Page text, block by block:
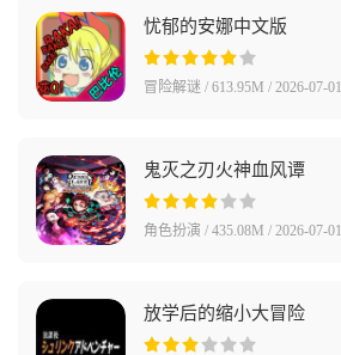
忧郁的安娜中文版
冒险解谜 / 613.95M / 2026-07-01
鬼灭之刃火神血风谭
角色扮演 / 435.08M / 2026-07-01
放学后的缩小大冒险